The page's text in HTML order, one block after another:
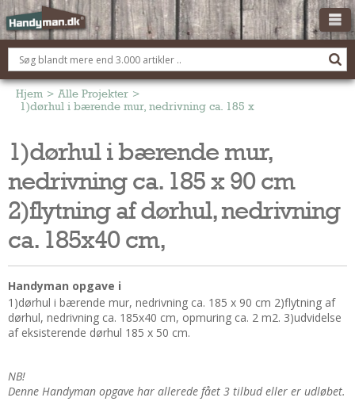
OM HANDYMAN.DK
FÅ 3 TILBUD
ANNONCERING
BOLIG KØBERÅDGIVNING
TØMRER/SNEDKER
Montage Og Nybyg
Reparation Og Vedligehold
Alt Om Køkkenet
Om Materialer
Om Værktøj
Andet
ELEKTRIKER
Hjem > Alle Projekter >
1)dørhul i bærende mur, nedrivning ca. 185 x 90 cm 2)flytning
1)dørhul i bærende mur,
nedrivning ca. 185 x 90 cm
2)flytning af dørhul, nedrivning
ca. 185x40 cm,
Handyman opgave i
1)dørhul i bærende mur, nedrivning ca. 185 x 90 cm 2)flytning af
dørhul, nedrivning ca. 185x40 cm, opmuring ca. 2 m2. 3)udvidelse
af eksisterende dørhul 185 x 50 cm.
NB!
Denne Handyman opgave har allerede fået 3 tilbud eller er udløbet.